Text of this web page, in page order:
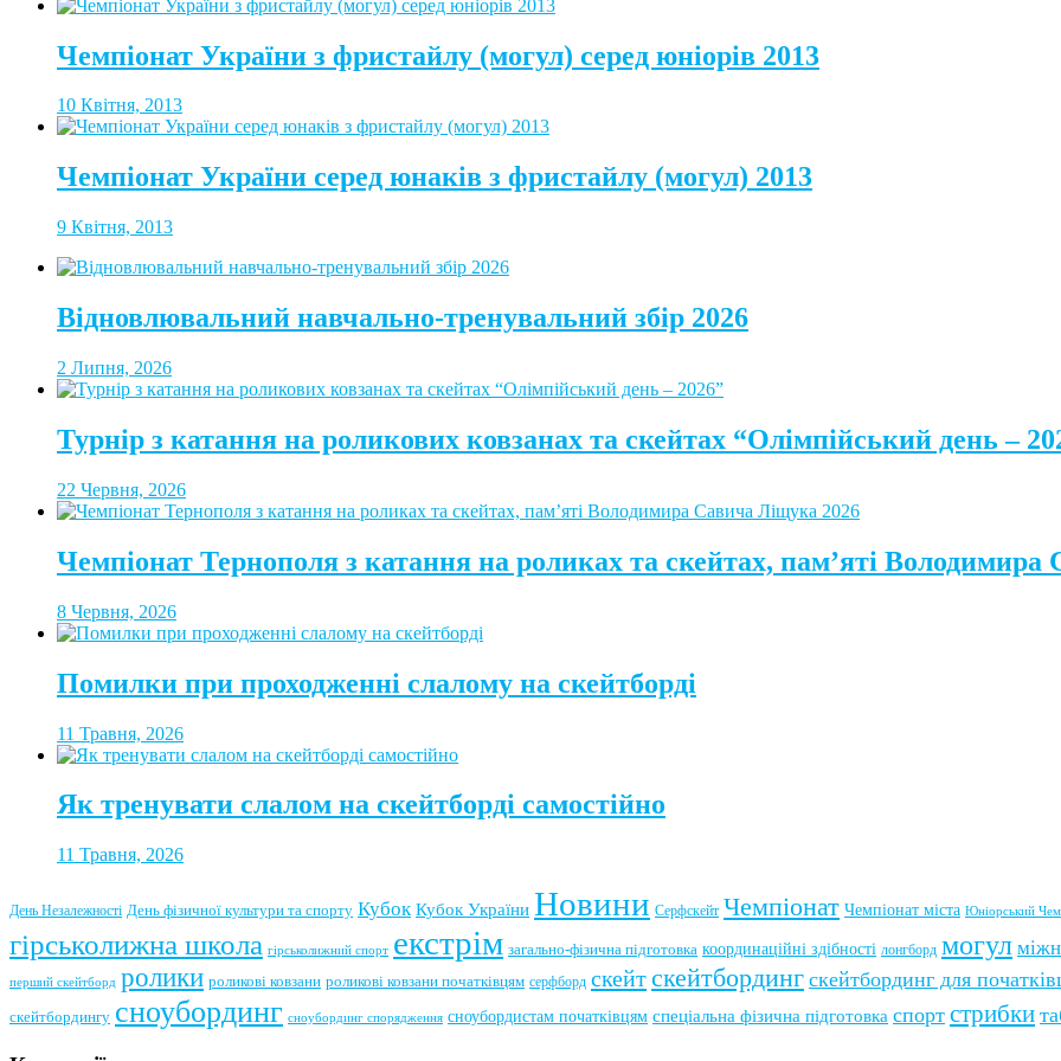
Чемпіонат України з фристайлу (могул) серед юніорів 2013
10 Квітня, 2013
Чемпіонат України серед юнаків з фристайлу (могул) 2013
9 Квітня, 2013
Відновлювальний навчально-тренувальний збір 2026
2 Липня, 2026
Турнір з катання на роликових ковзанах та скейтах “Олімпійський день –
22 Червня, 2026
Чемпіонат Тернополя з катання на роликах та скейтах, пам’яті
8 Червня, 2026
Помилки при проходженні слалому на скейтборді
11 Травня, 2026
Як тренувати слалом на скейтборді самостійно
11 Травня, 2026
День Незалежності День фізичної культури та спорту Кубок Кубок України Новини Серфскейт Чемпіонат Чемпіонат міста Юніорський
гірськолижна школа гірськолижний спорт екстрім загально-фізична підготовка координаційні здібності лонгборд могул
перший скейтборд ролики роликові ковзани роликові ковзани початківцям серфборд скейтскейтбординг скейтбординг для
скейтбордингу сноубординг сноубординг спорядження сноубордистам початківцям спеціальна фізична підготовка спорт стрибки